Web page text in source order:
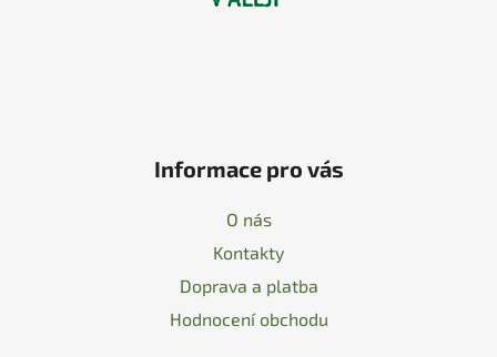
Informace pro vás
O nás
Kontakty
Doprava a platba
Hodnocení obchodu